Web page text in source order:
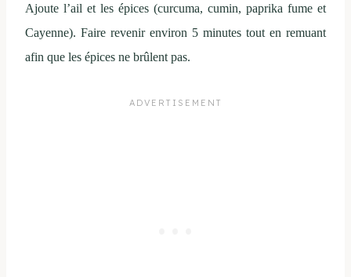
Ajoute l’ail et les épices (curcuma, cumin, paprika fume et
Cayenne). Faire revenir environ 5 minutes tout en remuant
afin que les épices ne brûlent pas.